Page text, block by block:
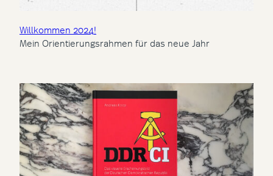
Willkommen 2024!
Mein Orientierungsrahmen für das neue Jahr